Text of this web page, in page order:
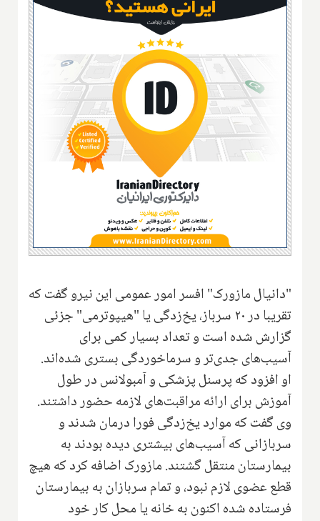
"دانیال مازورک" افسر امور عمومی این نیرو گفت که
تقریبا در ۲۰ سرباز، یخ‌زدگی یا "هیپوترمی" جزئی
گزارش شده است و تعداد بسیار کمی برای
آسیب‌های جدی‌تر و سرماخوردگی بستری شده‌اند.
او افزود که پرسنل پزشکی و آمبولانس در طول
آموزش برای ارائه مراقبت‌های لازمه حضور داشتند.
وی گفت که موارد یخ‌زدگی فورا درمان شدند و
سربازانی که آسیب‌های بیشتری دیده ‌بودند به
بیمارستان منتقل گشتند.مازورک اضافه کرد که هیچ
قطع عضوی لازم نبود، و تمام سربازان به بیمارستان
فرستاده شده‌ اکنون به خانه یا محل کار خود